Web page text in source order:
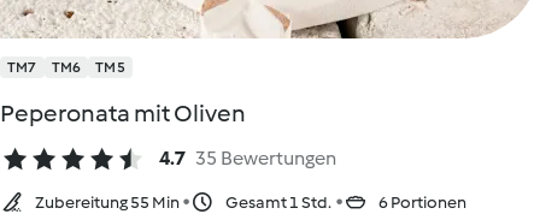
TM7 TM6 TM5
Peperonata mit Oliven
4.7 35 Bewertungen
Zubereitung 55 Min Gesamt 1 Std. 6 Portionen